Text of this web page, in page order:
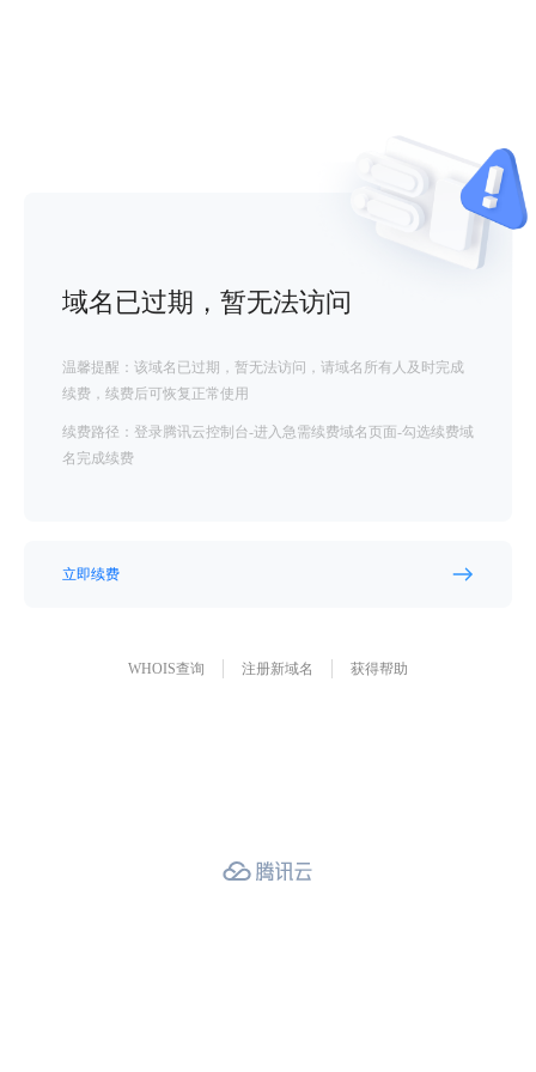
域名已过期，暂无法访问
温馨提醒：该域名已过期，暂无法访问，请域名所有人及时完成
续费，续费后可恢复正常使用
续费路径：登录腾讯云控制台-进入急需续费域名页面-勾选续费域
名完成续费
立即续费
WHOIS查询 注册新域名 获得帮助